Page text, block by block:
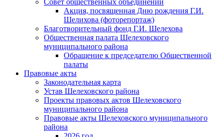
Акция, посвященная Дню рождения Г.И.
Шелихова (фоторепортаж)
Благотворительный фонд Г.И. Шелехова
Общественная палата Шелеховского
муниципального района
Обращение к председателю Общественной
палаты
Правовые акты
Законодательная карта
Устав Шелеховского района
Проекты правовых актов Шелеховского
муниципального района
Правовые акты Шелеховского муниципального
района